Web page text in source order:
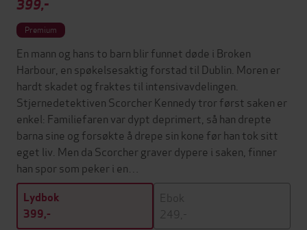
399,-
Premium
En mann og hans to barn blir funnet døde i Broken
Harbour, en spøkelsesaktig forstad til Dublin. Moren er
hardt skadet og fraktes til intensivavdelingen.
Stjernedetektiven Scorcher Kennedy tror først saken er
enkel: Familiefaren var dypt deprimert, så han drepte
barna sine og forsøkte å drepe sin kone før han tok sitt
eget liv. Men da Scorcher graver dypere i saken, finner
han spor som peker i en…
Lydbok
399,-
Ebok
249,-